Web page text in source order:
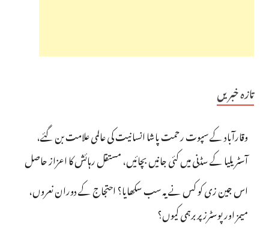
تازہ خبریں
وقارآباد کے سپوت رحمت پاشا انسانیت کی عالمی علامت بن گئے،
آسٹریلیا کے سڈنی میں کئی جانیں بچائیں، مستقل رہائش کا اعزاز حاصل
اس جین زی کو کس نے یہ سب سکھایا؟ احتجاج کے دوران نعروں،
میمز اور پوسٹرز پر برہمی کیوں؟